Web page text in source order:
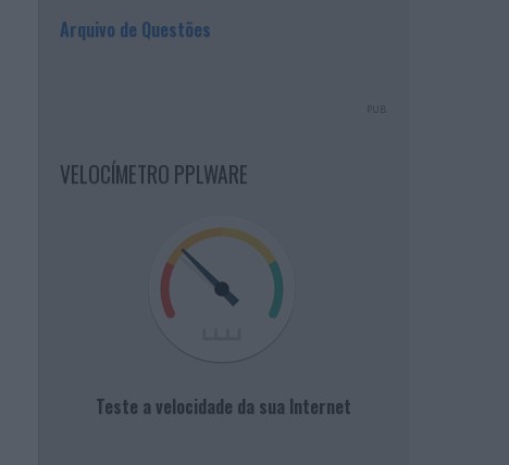
Arquivo de Questões
PUB
VELOCÍMETRO PPLWARE
Teste a velocidade da sua Internet